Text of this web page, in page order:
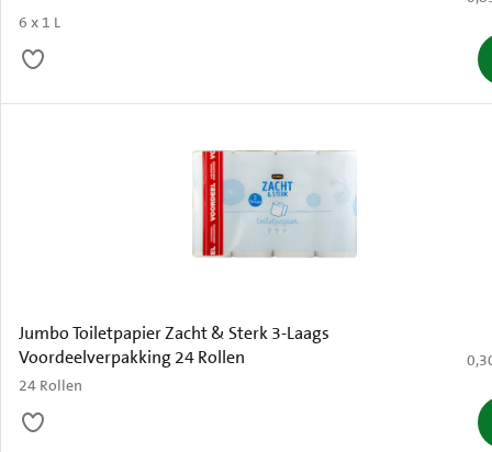
6 x 1 L
Jumbo Toiletpapier Zacht & Sterk 3-Laags
Voordeelverpakking 24 Rollen
24 Rollen
€